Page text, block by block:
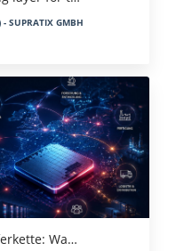
- SUPRATIX GMBH
Wa…